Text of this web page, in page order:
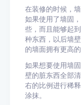
在装修的时候，
如果使用了墙固
些，而且能够起
种东西，以后墙
的墙面拥有更高的
如果想要使用墙
壁的脏东西全部
右的比例进行稀
涂抹。